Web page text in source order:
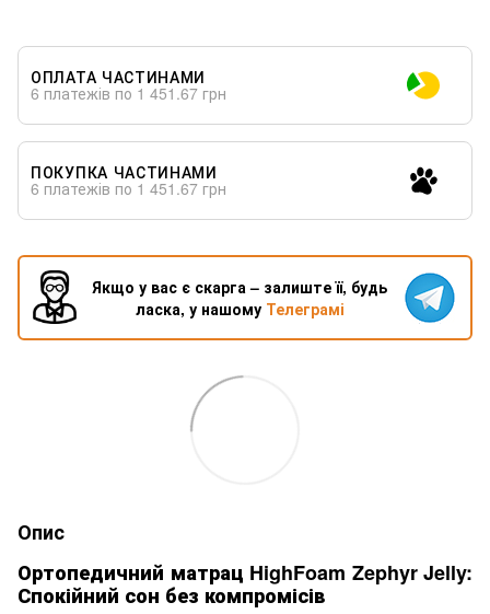
ОПЛАТА ЧАСТИНАМИ
6 платежів по 1 451.67 грн
ПОКУПКА ЧАСТИНАМИ
6 платежів по 1 451.67 грн
Якщо у вас є скарга – залиште її, будь
ласка, у нашому Телеграмі
Опис
Ортопедичний матрац HighFoam Zephyr Jelly:
Спокійний сон без компромісів